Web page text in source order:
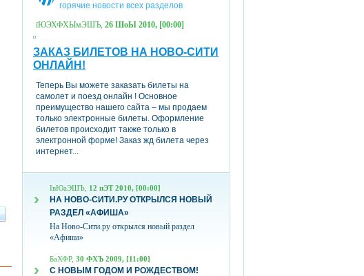
горячие новости всех разделов
їЮЭХФХЫмЭШЪ, 26 ШоЫ 2010, [00:00]
ЗАКАЗ БИЛЕТОВ НА НОВО-СИТИ
ОНЛАЙН!
Теперь Вы можете заказать билеты на
самолет и поезд онлайн ! Основное
преимущество нашего сайта – мы продаем
только электронные билеты. Оформление
билетов происходит также только в
электронной форме! Заказ жд билета через
интернет...
ІвЮаЭШЪ, 12 пЭТ 2010, [00:00]
НА НОВО-СИТИ.РУ ОТКРЫЛСЯ НОВЫЙ
РАЗДЕЛ «АФИША»
На Ново-Сити.ру открылся новый раздел
«Афиша»
БаХФР, 30 ФХЪ 2009, [11:00]
С НОВЫМ ГОДОМ И РОЖДЕСТВОМ!